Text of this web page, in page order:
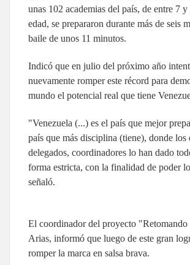
unas 102 academias del país, de entre 7 y
edad, se prepararon durante más de seis
baile de unos 11 minutos.
Indicó que en julio del próximo año
nuevamente romper este récord para
mundo el potencial real que tiene
"Venezuela (...) es el país que mejor
país que más disciplina (tiene), donde los
delegados, coordinadores lo han dado
forma estricta, con la finalidad de poder
señaló.
El coordinador del proyecto "Retomando
Arias, informó que luego de este gran
romper la marca en salsa brava.